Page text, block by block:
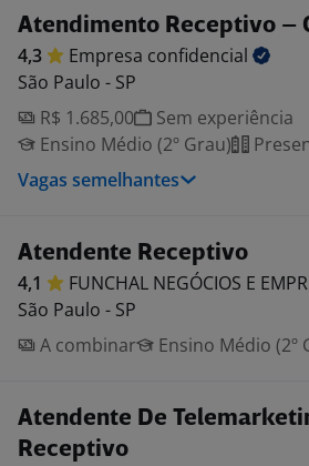
Atendimento Receptivo –
4,3 Empresa confidencial
São Paulo - SP
R$ 1.685,00
Sem experiência
Ensino Médio (2º Grau)
Vagas semelhantes
Atendente Receptivo
4,1 FUNCHAL NEGÓCIOS E
São Paulo - SP
A combinar
Ensino Médio (2º
Atendente De
Receptivo